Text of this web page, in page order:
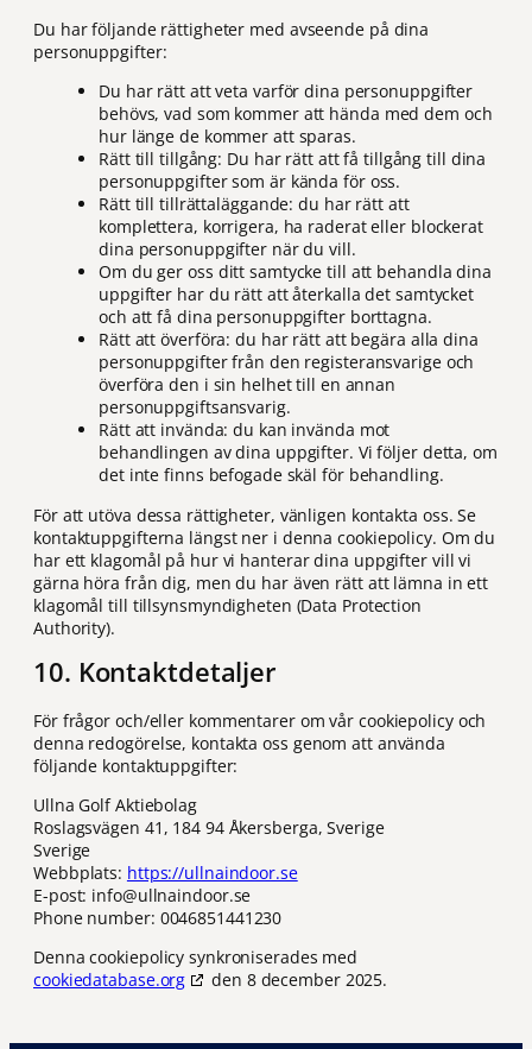
Du har följande rättigheter med avseende på dina
personuppgifter:
Du har rätt att veta varför dina personuppgifter
behövs, vad som kommer att hända med dem och
hur länge de kommer att sparas.
Rätt till tillgång: Du har rätt att få tillgång till dina
personuppgifter som är kända för oss.
Rätt till tillrättaläggande: du har rätt att
komplettera, korrigera, ha raderat eller blockerat
dina personuppgifter när du vill.
Om du ger oss ditt samtycke till att behandla dina
uppgifter har du rätt att återkalla det samtycket
och att få dina personuppgifter borttagna.
Rätt att överföra: du har rätt att begära alla dina
personuppgifter från den registeransvarige och
överföra den i sin helhet till en annan
personuppgiftsansvarig.
Rätt att invända: du kan invända mot
behandlingen av dina uppgifter. Vi följer detta, om
det inte finns befogade skäl för behandling.
För att utöva dessa rättigheter, vänligen kontakta oss. Se
kontaktuppgifterna längst ner i denna cookiepolicy. Om du
har ett klagomål på hur vi hanterar dina uppgifter vill vi
gärna höra från dig, men du har även rätt att lämna in ett
klagomål till tillsynsmyndigheten (Data Protection
Authority).
10. Kontaktdetaljer
För frågor och/eller kommentarer om vår cookiepolicy och
denna redogörelse, kontakta oss genom att använda
följande kontaktuppgifter:
Ullna Golf Aktiebolag
Roslagsvägen 41, 184 94 Åkersberga, Sverige
Sverige
Webbplats: https://ullnaindoor.se
E-post: info@ullnaindoor.se
Phone number: 0046851441230
Denna cookiepolicy synkroniserades med
cookiedatabase.org
den 8 december 2025.